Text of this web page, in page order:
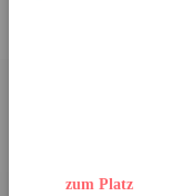
zum Platz